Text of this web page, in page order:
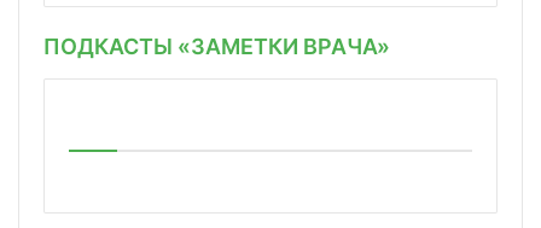
ПОДКАСТЫ «ЗАМЕТКИ ВРАЧА»